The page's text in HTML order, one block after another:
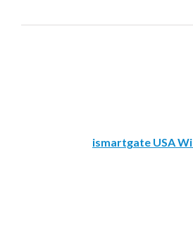
ismartgate USA